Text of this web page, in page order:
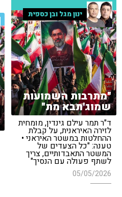
ינון מגל ובן כספית
"מתרבות השמועות
שמוג'תבא מת"
ד"ר תמר עילם גינדין, מומחית
לזירה האיראנית, על קבלת
ההחלטות במשטר האיראני •
טענה: "כל הצעדים של
המשטר התאבדותיים, צריך
לשתף פעולה עם הנסיך"
05/05/2026